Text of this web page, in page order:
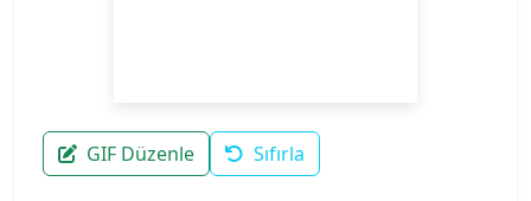
GIF Düzenle Sıfırla